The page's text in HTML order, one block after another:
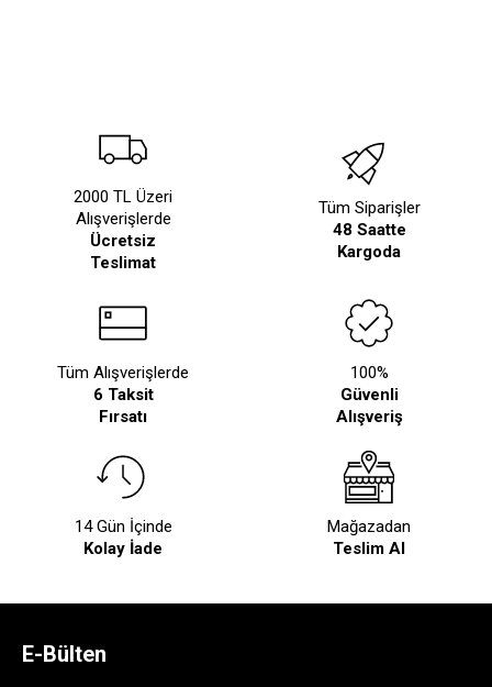
2000 TL Üzeri
Alışverişlerde
Ücretsiz
Teslimat
Tüm Siparişler
48 Saatte
Kargoda
Tüm Alışverişlerde
6 Taksit
Fırsatı
100%
Güvenli
Alışveriş
14 Gün İçinde
Kolay İade
Mağazadan
Teslim Al
E-Bülten